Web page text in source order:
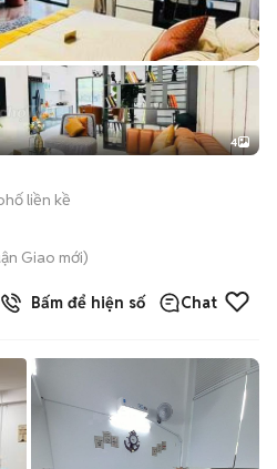
4
liền kề
Giao mới)
Bấm để hiện số Chat